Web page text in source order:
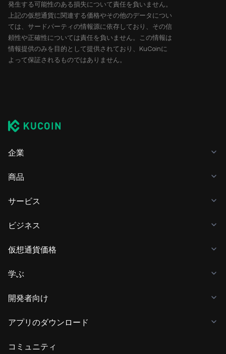
発生する可能性のある損失について責任を負いません。
上記の仮想通貨に関連する価格やその他のデータについ
ては、サードパーティの情報源に依存しており、その信
頼性や正確性については責任を負いません。この情報は
情報提供のみを目的として提供されており、KuCoinに
よって保証されるものではありません。
企業
商品
サービス
ビジネス
仮想通貨価格
学ぶ
開発者向け
アプリのダウンロード
コミュニティ